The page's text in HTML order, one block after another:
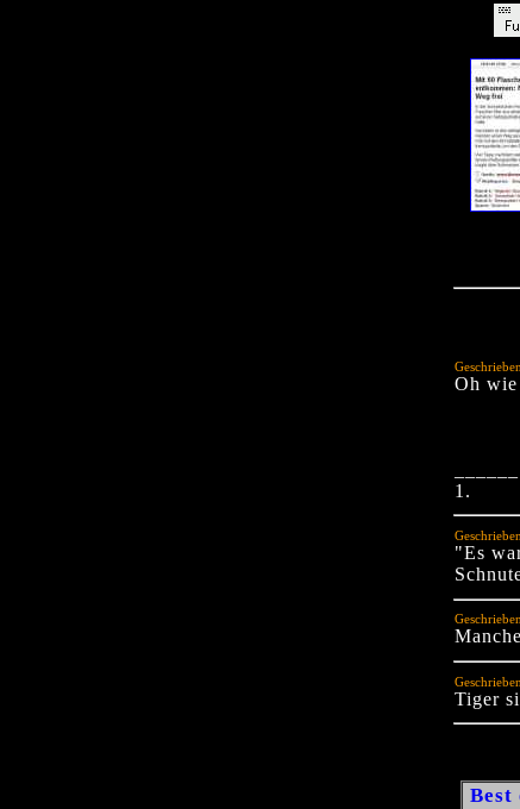
Oh wie
1.
"Es
Tiger
Best